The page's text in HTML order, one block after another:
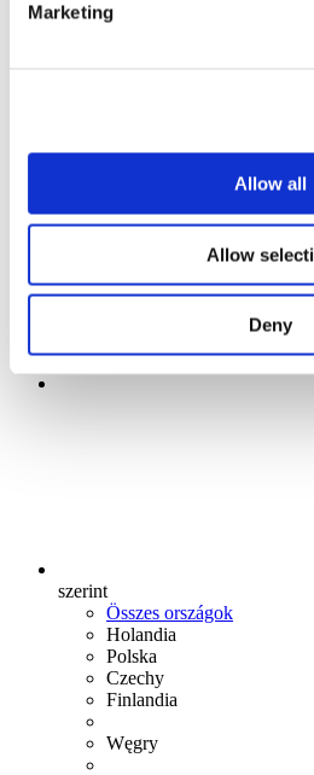
Marketing
Allow all
Allow
Deny
Muzyka pop
szerint
Összes országok
Holandia
Polska
Czechy
Finlandia
Węgry